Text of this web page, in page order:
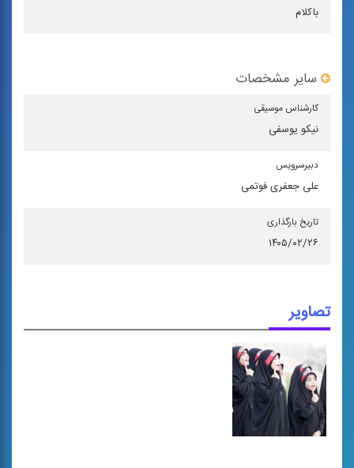
باکلام
سایر مشخصات
كارشناس موسیقی
نیکو یوسفی
دبیرسرویس
علی جعفری فوتمی
تاریخ بارگذاری
۱۴۰۵/۰۲/۲۶
تصاویر